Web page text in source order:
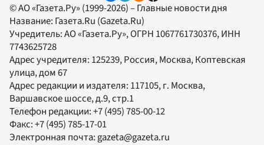
© АО «Газета.Ру» (1999-2026) – Главные новости дня
Название: Газета.Ru (Gazeta.Ru)
Учредитель:АО «Газета.Ру», ОГРН 1067761730376, ИНН
7743625728
Адрес учредителя: 125239, Россия, Москва, Коптевская
улица, дом 67
Адрес редакции и издателя: 117105, г. Москва,
Варшавское шоссе, д.9, стр.1
Телефон редакции:+7 (495) 785-00-12
Факс:+7 (495) 785-17-01
Электронная почта:gazeta@gazeta.ru